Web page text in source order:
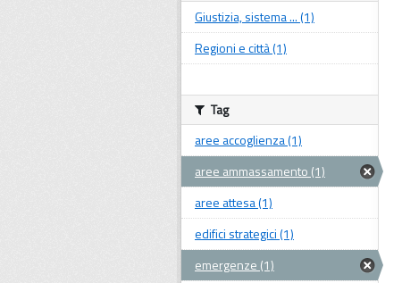
Giustizia, sistema ... (1)
Regioni e città (1)
Tag
aree accoglienza (1)
aree ammassamento (1)
aree attesa (1)
edifici strategici (1)
emergenze (1)